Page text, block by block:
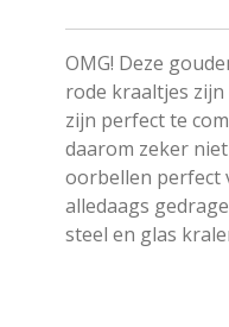
OMG! Deze
rode kraaltjes
zijn perfect te
daarom zeker
oorbellen perfect
alledaags
steel en glas